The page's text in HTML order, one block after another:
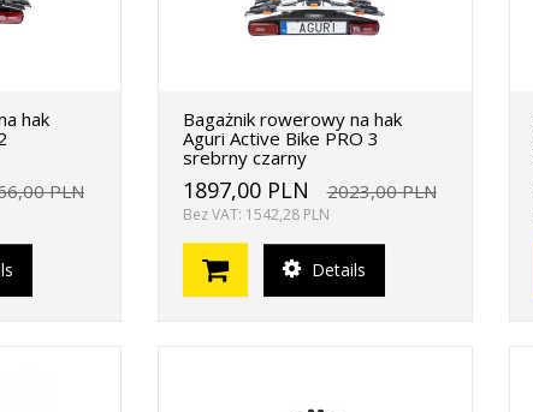
hak
PLN
Bagażnik rowerowy na hak
Aguri Active Bike PRO 3
srebrny czarny
1897,00 PLN 2023,00 PLN
Bez VAT: 1542,28 PLN
Details